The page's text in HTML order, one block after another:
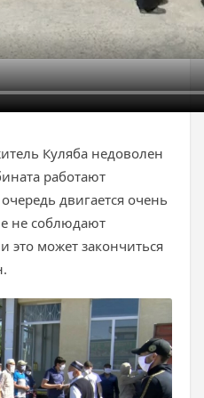
Куляба недоволен
работают
двигается очень
не соблюдают
может закончиться